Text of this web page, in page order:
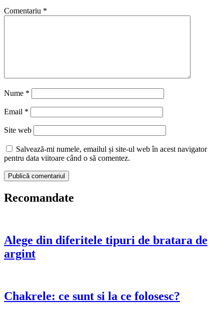
Comentariu *
Nume *
Email *
Site web
Salvează-mi numele, emailul și site-ul web în acest navigator
pentru data viitoare când o să comentez.
Recomandate
Alege din diferitele tipuri de bratara de
argint
Chakrele: ce sunt si la ce folosesc?